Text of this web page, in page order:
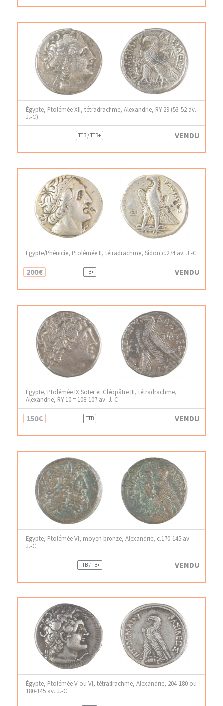
Égypte, Ptolémée XII, tétradrachme, Alexandrie, RY 29 (53-52 av.
J.-C)
TTB / TTB+ VENDU
Égypte/Phénicie, Ptolémée II, tétradrachme, Sidon c.274 av. J.-C
200€ TB+ VENDU
Égypte, Ptolémée IX Soter et Cléopâtre III, tétradrachme,
Alexandrie, RY 10 = 108-107 av. J.-C
150€ TTB VENDU
Egypte, Ptolémée VI, moyen bronze, Alexandrie, c.170-145 av.
J.-C
TTB / TB+ VENDU
Égypte, Ptolémée V ou VI, tétradrachme, Alexandrie, 204-180 ou
180-145 av. J.-C